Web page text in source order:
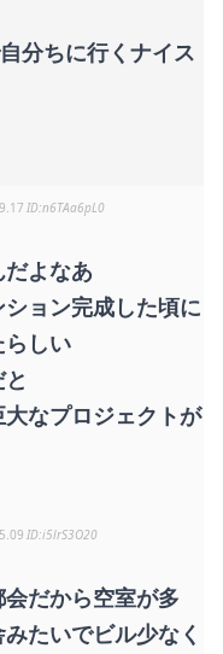
分ちに行くナイス
n6TAa6pL0
よなあ
ョン完成した頃に
しい
なプロジェクトが
i5lrS3O20
だから空室が多
たいでビル少なく